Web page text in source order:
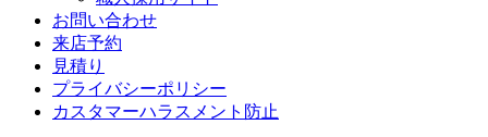
お問い合わせ
来店予約
見積り
プライバシーポリシー
カスタマーハラスメント防止